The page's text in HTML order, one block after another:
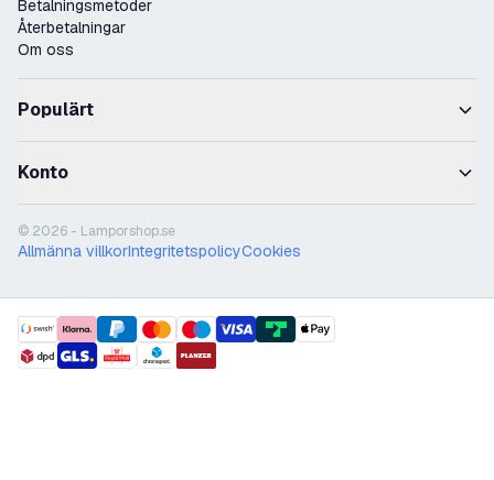
Betalningsmetoder
Återbetalningar
Om oss
Populärt
Konto
© 2026 - Lamporshop.se
Allmänna villkorIntegritetspolicyCookies
payment methods
shipment methods